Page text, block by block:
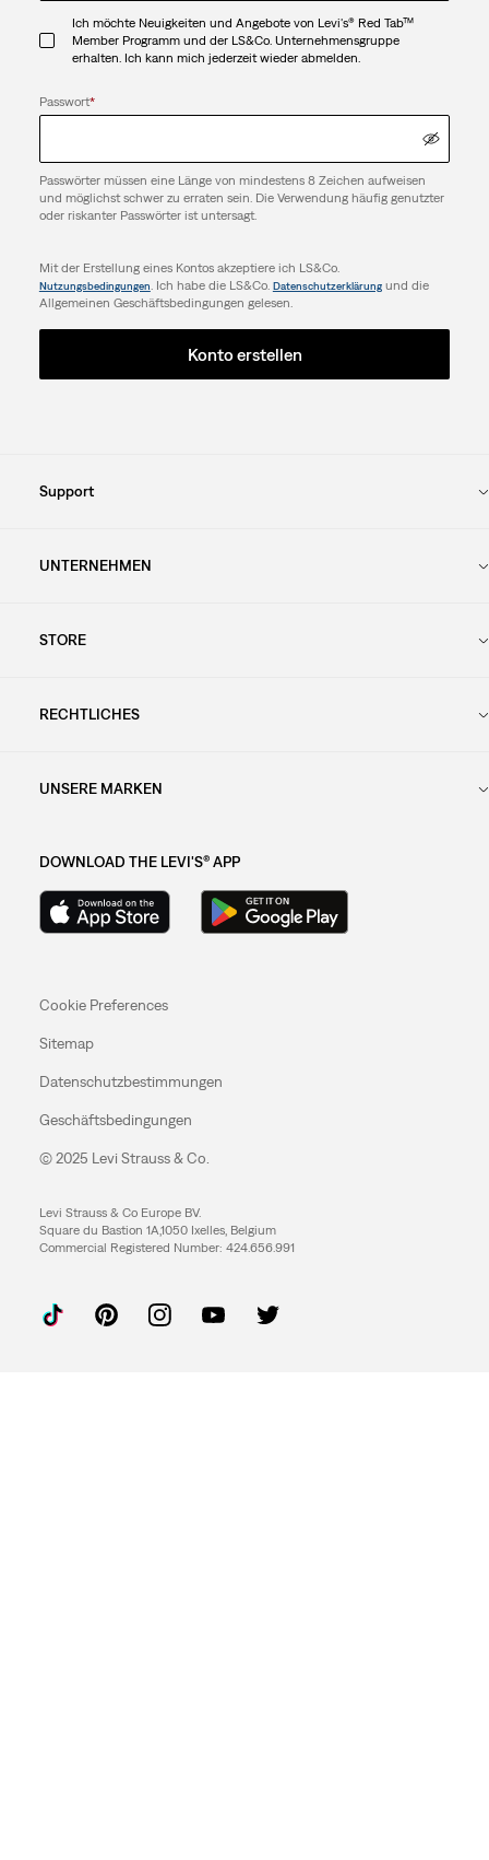
Ich möchte Neuigkeiten und Angebote von Levi's® Red Tab™
Member Programm und der LS&Co. Unternehmensgruppe
erhalten. Ich kann mich jederzeit wieder abmelden.
Passwort*
Passwörter müssen eine Länge von mindestens 8 Zeichen aufweisen
und möglichst schwer zu erraten sein. Die Verwendung häufig genutzter
oder riskanter Passwörter ist untersagt.
Mit der Erstellung eines Kontos akzeptiere ich LS&Co.
Nutzungsbedingungen. Ich habe die LS&Co. Datenschutzerklärungund die
Allgemeinen Geschäftsbedingungen gelesen.
Konto erstellen
Support
UNTERNEHMEN
STORE
RECHTLICHES
UNSERE MARKEN
DOWNLOAD THE LEVI'S® APP
Cookie Preferences
Sitemap
Datenschutzbestimmungen
Geschäftsbedingungen
© 2025 Levi Strauss & Co.
Levi Strauss & Co Europe BV.
Square du Bastion 1A,1050 Ixelles, Belgium
Commercial Registered Number: 424.656.991